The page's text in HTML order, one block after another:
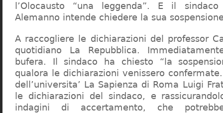
l’Olocausto “una leggenda”. E il
Alemanno intende chiedere la sua
A raccogliere le dichiarazioni del professor
quotidiano La Repubblica.
bufera. Il sindaco ha chiesto “la
qualora le dichiarazioni venissero
dell’universita’ La Sapienza di Roma Luigi
le dichiarazioni del sindaco, e
indagini di accertamento, che